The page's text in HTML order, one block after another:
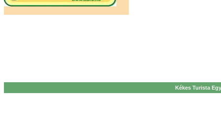
Kékes Turista